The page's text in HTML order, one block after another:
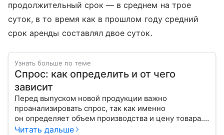
продолжительный срок — в среднем на трое
суток, в то время как в прошлом году средний
срок аренды составлял двое суток.
Узнать больше по теме
Спрос: как определить и от чего
зависит
Перед выпуском новой продукции важно
проанализировать спрос, так как именно
он определяет объем производства и цену товара.
С помощью эксперта расскажем, как рассчитать
Читать дальше